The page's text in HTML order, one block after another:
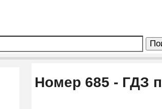
Номер 685 - ГДЗ